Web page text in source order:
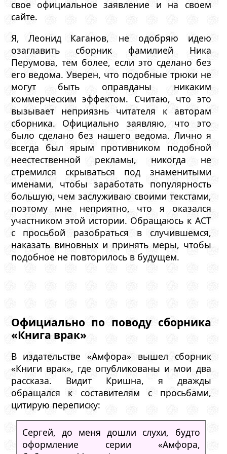
свое официальное заявление и на своем
сайте.
Я, Леонид Каганов, не одобряю идею
озаглавить сборник фамилией Ника
Перумова, тем более, если это сделано без
его ведома. Уверен, что подобные трюки не
могут быть оправданы никаким
коммерческим эффектом. Считаю, что это
вызывает неприязнь читателя к авторам
сборника. Официально заявляю, что это
было сделано без нашего ведома. Лично я
всегда был ярым противником подобной
неестественной рекламы, никогда не
стремился скрываться под знаменитыми
именами, чтобы заработать популярность
большую, чем заслуживаю своими текстами,
поэтому мне неприятно, что я оказался
участником этой истории. Обращаюсь к АСТ
с просьбой разобраться в случившемся,
наказать виновных и принять меры, чтобы
подобное не повторилось в будущем.
Официально по поводу сборника
«Книга врак»
В издательстве «Амфора» вышел сборник
«Книги врак», где опубликованы и мои два
рассказа. Видит Кришна, я дважды
обращался к составителям с просьбами,
цитирую переписку:
Сергей, до меня дошли слухи, будто
оформление серии «Амфора,